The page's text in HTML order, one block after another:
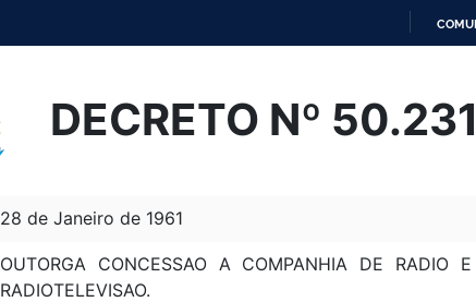
DECRETO Nº
28 de Janeiro de 1961
OUTORGA CONCESSAO A COMPANHIA DE RADIO
RADIOTELEVISAO.